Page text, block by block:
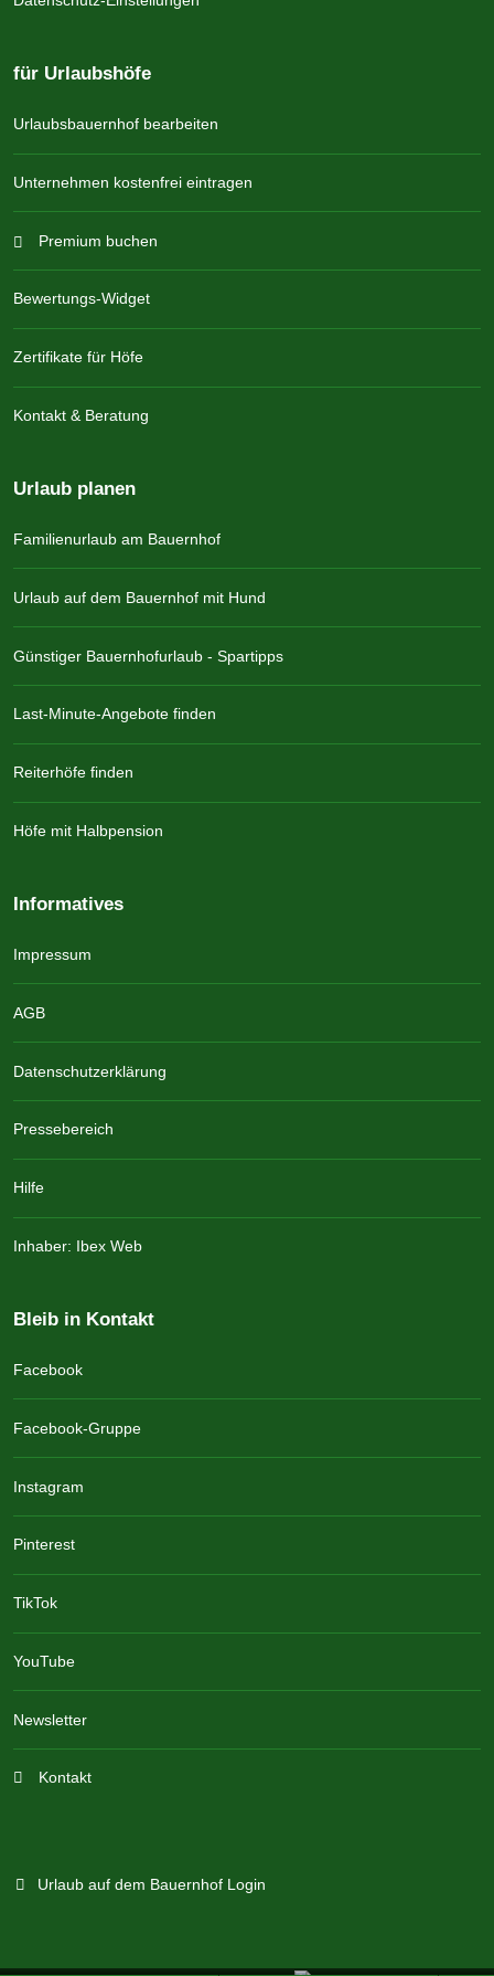
für Urlaubshöfe
Urlaubsbauernhof bearbeiten
Unternehmen kostenfrei eintragen
Premium buchen
Bewertungs-Widget
Zertifikate für Höfe
Kontakt & Beratung
Urlaub planen
Familienurlaub am Bauernhof
Urlaub auf dem Bauernhof mit Hund
Günstiger Bauernhofurlaub - Spartipps
Last-Minute-Angebote finden
Reiterhöfe finden
Höfe mit Halbpension
Informatives
Impressum
AGB
Datenschutzerklärung
Pressebereich
Hilfe
Inhaber: Ibex Web
Bleib in Kontakt
Facebook
Facebook-Gruppe
Instagram
Pinterest
TikTok
YouTube
Newsletter
Kontakt
Urlaub auf dem Bauernhof Login